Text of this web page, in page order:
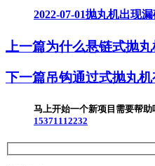
2022-07-01抛丸机出现
上一篇为什么悬链式抛
下一篇吊钩通过式抛丸
马上开始一个新项目需要帮助
15371112232